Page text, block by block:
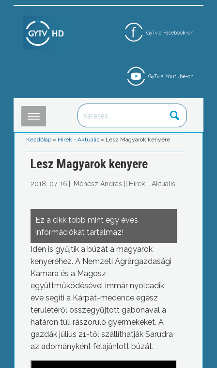
GyTv a Facebook-on
GyTv a Youtube-on
Kezdőlap » Hírek - Aktuális » Lesz Magyarok kenyere
Lesz Magyarok kenyere
2018. 07. 16. Méhész András Hírek - Aktuális
Ez a cikk több mint egy éves
információkat tartalmaz!
Idén is gyűjtik a búzát a magyarok
kenyeréhez. A Nemzeti Agrárgazdasági
Kamara és a Magosz
együttműködésével immár nyolcadik
éve segíti a Kárpát-medence egész
területéről összegyűjtött gabonával a
határon túli rászoruló gyermekeket. A
gazdák július 21-től szállíthatják Sarudra
az adományként felajánlott búzát.